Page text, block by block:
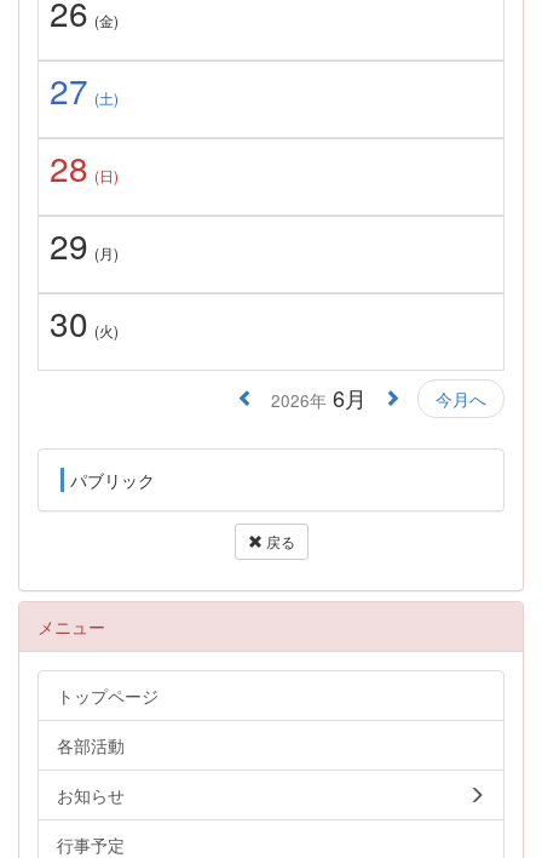
26 (金)
27 (土)
28 (日)
29 (月)
30 (火)
2026年 6月 今月へ
パブリック
戻る
メニュー
トップページ
各部活動
お知らせ
行事予定